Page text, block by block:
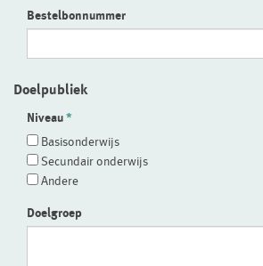
Bestelbonnummer
Doelpubliek
Niveau
Basisonderwijs
Secundair onderwijs
Andere
Doelgroep